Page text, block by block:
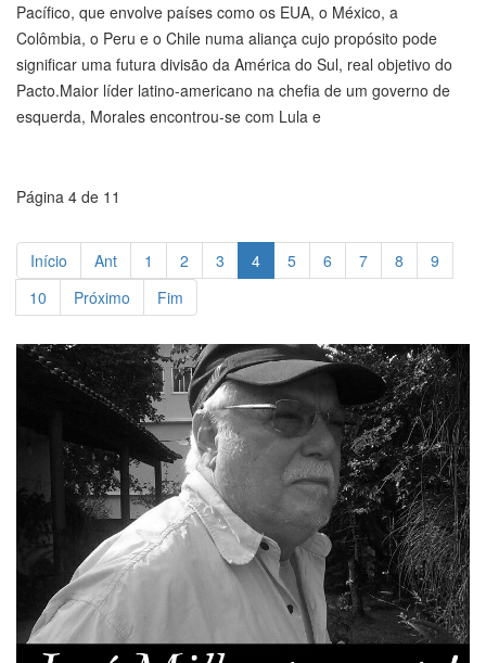
Pacífico, que envolve países como os EUA, o México, a
Colômbia, o Peru e o Chile numa aliança cujo propósito pode
significar uma futura divisão da América do Sul, real objetivo do
Pacto.Maior líder latino-americano na chefia de um governo de
esquerda, Morales encontrou-se com Lula e
Página 4 de 11
Início Ant 1 2 3 4 5 6 7 8
9
10
Próximo Fim